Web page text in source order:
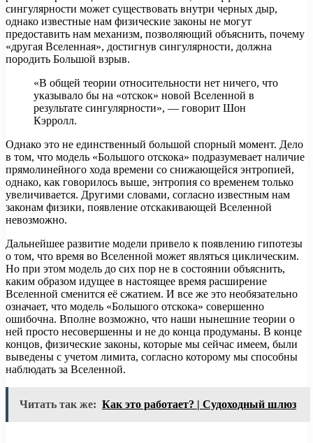
сингулярности может существовать внутри черных дыр,
однако известные нам физические законы не могут
предоставить нам механизм, позволяющий объяснить, почему
«другая Вселенная», достигнув сингулярности, должна
породить Большой взрыв.
«В общей теории относительности нет ничего, что
указывало бы на «отскок» новой Вселенной в
результате сингулярности», — говорит Шон
Кэрролл.
Однако это не единственный большой спорный момент. Дело
в том, что модель «Большого отскока» подразумевает наличие
прямолинейного хода времени со снижающейся энтропией,
однако, как говорилось выше, энтропия со временем только
увеличивается. Другими словами, согласно известным нам
законам физики, появление отскакивающей Вселенной
невозможно.
Дальнейшее развитие модели привело к появлению гипотезы
о том, что время во Вселенной может являться циклическим.
Но при этом модель до сих пор не в состоянии объяснить,
каким образом идущее в настоящее время расширение
Вселенной сменится её сжатием. И все же это необязательно
означает, что модель «Большого отскока» совершенно
ошибочна. Вполне возможно, что наши нынешние теории о
ней просто несовершенны и не до конца продуманы. В конце
концов, физические законы, которые мы сейчас имеем, были
выведены с учетом лимита, согласно которому мы способны
наблюдать за Вселенной.
Читать так же: Как это работает? | Cудоходный шлюз